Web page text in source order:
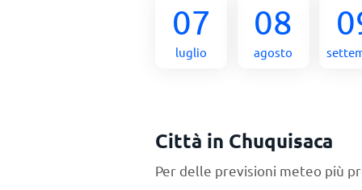
07
luglio
08
agosto
Città in Chuquisaca
Per delle previsioni meteo più